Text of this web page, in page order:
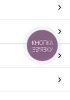
КНОПКА
ЗВ'ЯЗКУ